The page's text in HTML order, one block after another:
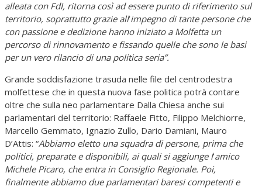
alleata con FdI, ritorna così ad essere punto di riferimento sul
territorio, soprattutto grazie all’impegno di tante persone che
con passione e dedizione hanno iniziato a Molfetta un
percorso di rinnovamento e fissando quelle che sono le basi
per un vero rilancio di una politica seria”.
Grande soddisfazione trasuda nelle file del centrodestra
molfettese che in questa nuova fase politica potrà contare
oltre che sulla neo parlamentare Dalla Chiesa anche sui
parlamentari del territorio: Raffaele Fitto, Filippo Melchiorre,
Marcello Gemmato, Ignazio Zullo, Dario Damiani, Mauro
D’Attis: “Abbiamo eletto una squadra di persone, prima che
politici, preparate e disponibili, ai quali si aggiunge l’amico
Michele Picaro, che entra in Consiglio Regionale. Poi,
finalmente abbiamo due parlamentari baresi competenti e